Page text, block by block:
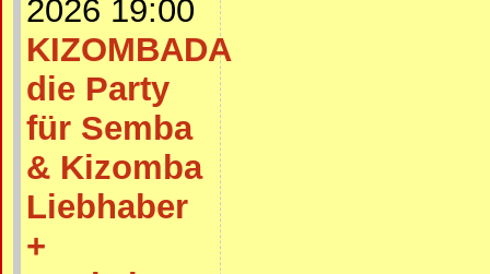
2026 19:00
KIZOMBADA
die Party
für Semba
& Kizomba
Liebhaber
+